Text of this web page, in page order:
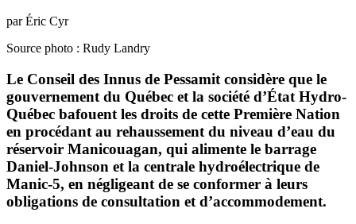
par Éric Cyr
Source photo : Rudy Landry
Le Conseil des Innus de Pessamit considère que le
gouvernement du Québec et la société d’État Hydro-
Québec bafouent les droits de cette Première Nation
en procédant au rehaussement du niveau d’eau du
réservoir Manicouagan, qui alimente le barrage
Daniel-Johnson et la centrale hydroélectrique de
Manic-5, en négligeant de se conformer à leurs
obligations de consultation et d’accommodement.